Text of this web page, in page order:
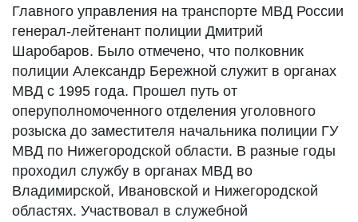
Главного управления на транспорте МВД России
генерал-лейтенант полиции Дмитрий
Шаробаров. Было отмечено, что полковник
полиции Александр Бережной служит в органах
МВД с 1995 года. Прошел путь от
оперуполномоченного отделения уголовного
розыска до заместителя начальника полиции ГУ
МВД по Нижегородской области. В разные годы
проходил службу в органах МВД во
Владимирской, Ивановской и Нижегородской
областях. Участвовал в служебной